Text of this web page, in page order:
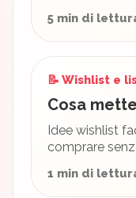
5 min di
📝 Wishlist e
Cosa
Idee wishlist
comprare
1 min di